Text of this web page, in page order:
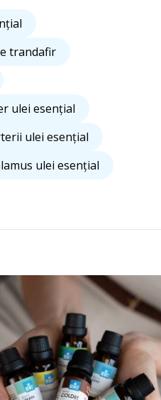
trandafir
ulei esențial
ulei esențial
ulei esențial